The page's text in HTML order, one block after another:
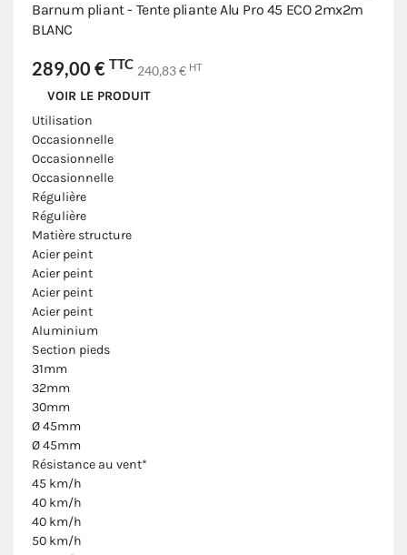
Barnum pliant - Tente pliante Alu Pro 45 ECO 2mx2m
BLANC
289,00 € TTC 240,83 € HT
VOIR LE PRODUIT
Utilisation
Occasionnelle
Occasionnelle
Occasionnelle
Régulière
Régulière
Matière structure
Acier peint
Acier peint
Acier peint
Acier peint
Aluminium
Section pieds
31mm
32mm
30mm
Ø 45mm
Ø 45mm
Résistance au vent*
45 km/h
40 km/h
40 km/h
50 km/h